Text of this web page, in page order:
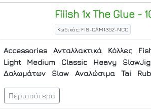
Fiiish1x The Glue -
Κωδικός: FIS-GAM1352-NCC
Accessories Ανταλλακτικά Κόλλες
Light
Medium Classic Heavy
Δολωμάτων
Slow Αναλώσιμα Tai
Περισσότερα